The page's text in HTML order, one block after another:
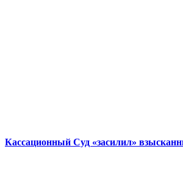
Кассационный Суд «засилил»